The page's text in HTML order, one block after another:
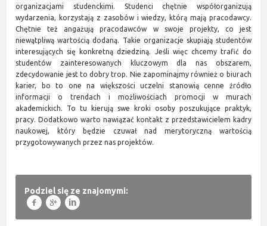
organizacjami studenckimi. Studenci chętnie współorganizują
wydarzenia, korzystają z zasobów i wiedzy, którą mają pracodawcy.
Chętnie też angażują pracodawców w swoje projekty, co jest
niewątpliwą wartością dodaną. Takie organizacje skupiają studentów
interesujących się konkretną dziedziną. Jeśli więc chcemy trafić do
studentów zainteresowanych kluczowym dla nas obszarem,
zdecydowanie jest to dobry trop. Nie zapominajmy również o biurach
karier, bo to one na większości uczelni stanowią cenne źródło
informacji o trendach i możliwościach promocji w murach
akademickich. To tu kierują swe kroki osoby poszukujące praktyk,
pracy. Dodatkowo warto nawiązać kontakt z przedstawicielem kadry
naukowej, który będzie czuwał nad merytoryczną wartością
przygotowywanych przez nas projektów.
Podziel się ze znajomymi:
f g l